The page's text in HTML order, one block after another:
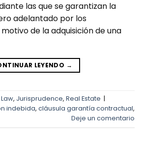
las que se garantizan la
adelantado por los
de la adquisición de una
LEYENDO →
, Jurisprudence, Real Estate |
indebida, cláusula garantía contractual,
Deje un comentario